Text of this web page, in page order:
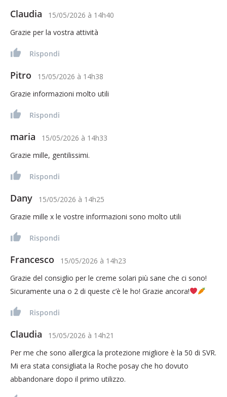
Claudia 15/05/2026 à 14h40
Grazie per la vostra attività
Rispondi
Pitro 15/05/2026 à 14h38
Grazie informazioni molto utili
Rispondi
maria 15/05/2026 à 14h33
Grazie mille, gentilissimi.
Rispondi
Dany 15/05/2026 à 14h25
Grazie mille x le vostre informazioni sono molto utili
Rispondi
Francesco 15/05/2026 à 14h23
Grazie del consiglio per le creme solari più sane che ci sono!
Sicuramente una o 2 di queste c’è le ho! Grazie ancora!
Rispondi
Claudia 15/05/2026 à 14h21
Per me che sono allergica la protezione migliore è la 50 di SVR.
Mi era stata consigliata la Roche posay che ho dovuto
abbandonare dopo il primo utilizzo.